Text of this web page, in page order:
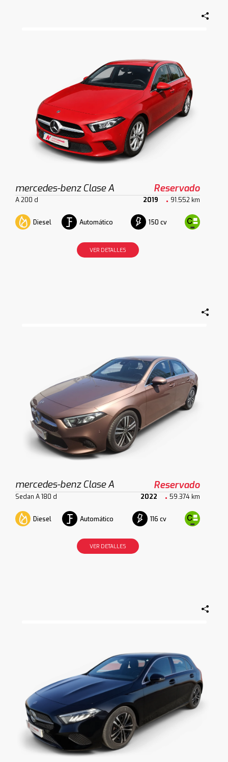
mercedes-benz Clase A Reservado
A 200 d 2019 91.552 km
Diesel Automático 150 cv
VER DETALLES
mercedes-benz Clase A Reservado
Sedan A 180 d 2022 59.374 km
Diesel Automático 116 cv
VER DETALLES